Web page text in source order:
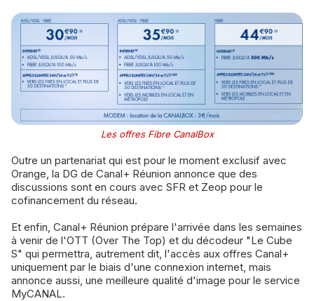
Les offres Fibre CanalBox
Outre un partenariat qui est pour le moment exclusif avec
Orange, la DG de Canal+ Réunion annonce que des
discussions sont en cours avec SFR et Zeop pour le
cofinancement du réseau.
Et enfin, Canal+ Réunion prépare l'arrivée dans les semaines
à venir de l'OTT (Over The Top) et du décodeur "Le Cube
S" qui permettra, autrement dit, l'accès aux offres Canal+
uniquement par le biais d'une connexion internet, mais
annonce aussi, une meilleure qualité d'image pour le service
MyCANAL.